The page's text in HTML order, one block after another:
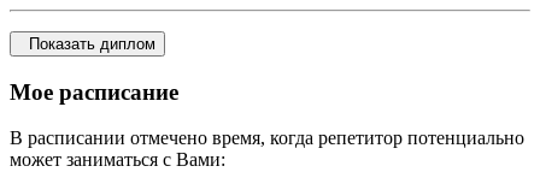
Показать диплом
Мое расписание
В расписании отмечено время, когда репетитор потенциально
может заниматься с Вами: